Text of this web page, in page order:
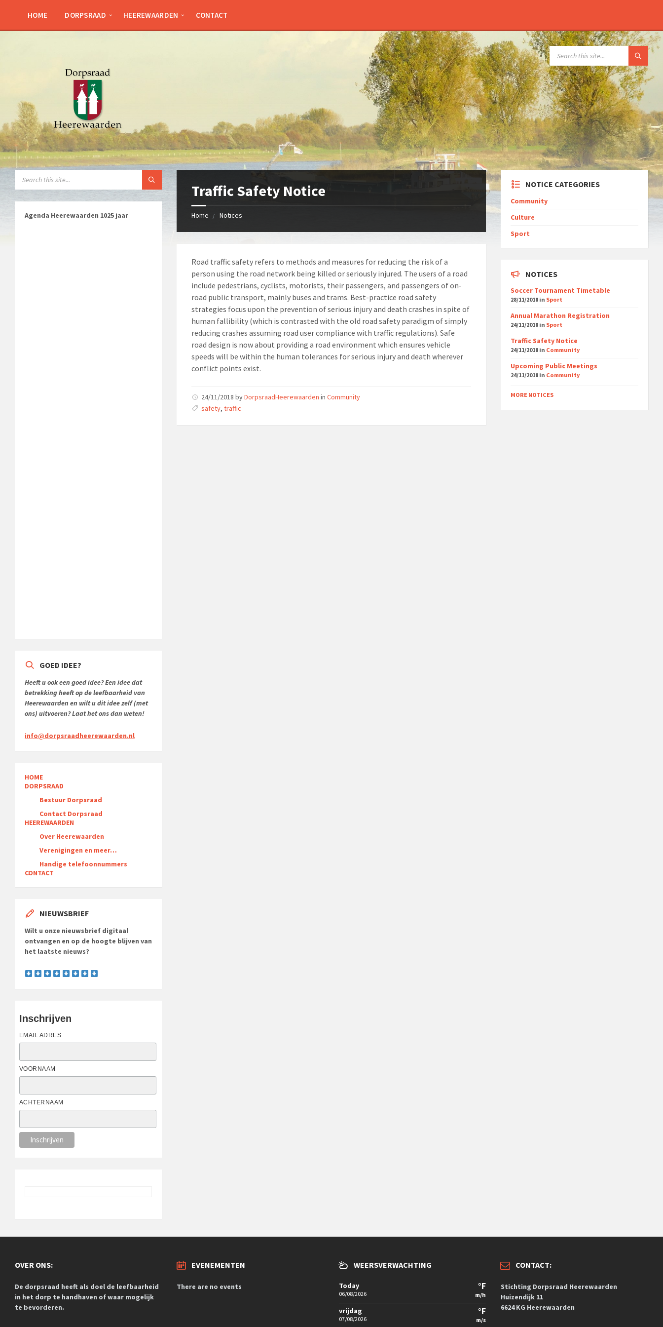
HOME DORPSRAAD HEEREWAARDEN CONTACT
Traffic Safety Notice
Home Notices
Road traffic safety refers to methods and measures for reducing the risk of a
person using the road network being killed or seriously injured. The users of a road
include pedestrians, cyclists, motorists, their passengers, and passengers of on-
road public transport, mainly buses and trams. Best-practice road safety
strategies focus upon the prevention of serious injury and death crashes in spite of
human fallibility (which is contrasted with the old road safety paradigm of simply
reducing crashes assuming road user compliance with traffic regulations). Safe
road design is now about providing a road environment which ensures vehicle
speeds will be within the human tolerances for serious injury and death wherever
conflict points exist.
24/11/2018byDorpsraadHeerewaarden inCommunity
Tags:
safety,traffic
Agenda Heerewaarden 1025 jaar
GOED IDEE?
Heeft u ook een goed idee? Een idee dat
betrekking heeft op de leefbaarheid van
Heerewaarden en wilt u dit idee zelf (met
ons) uitvoeren? Laat het ons dan weten!
info@dorpsraadheerewaarden.nl
HOME
DORPSRAAD
Bestuur Dorpsraad
Contact Dorpsraad
HEEREWAARDEN
Over Heerewaarden
Verenigingen en meer…
Handige telefoonnummers
CONTACT
NIEUWSBRIEF
Wilt u onze nieuwsbrief digitaal
ontvangen en op de hoogte blijven van
het laatste nieuws?
Inschrijven
EMAIL ADRES
VOORNAAM
ACHTERNAAM
NOTICE CATEGORIES
Community
Culture
Sport
NOTICES
Soccer Tournament Timetable
28/11/2018 in Sport
Annual Marathon Registration
24/11/2018 in Sport
Traffic Safety Notice
24/11/2018 in Community
Upcoming Public Meetings
24/11/2018 in Community
MORE NOTICES
OVER ONS:
De dorpsraad heeft als doel de leefbaarheid
in het dorp te handhaven of waar mogelijk
te bevorderen.
EVENEMENTEN
There are no events
WEERSVERWACHTING
Today
06/08/2026
°F
m/h
vrijdag
07/08/2026
°F
m/s
CONTACT:
Stichting Dorpsraad Heerewaarden
Huizendijk 11
6624 KG Heerewaarden